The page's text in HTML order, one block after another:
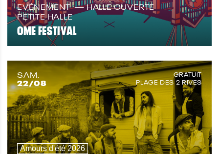
EVÉNEMENT
HALLE OUVERTE
PETITE HALLE
OME FESTIVAL
SAM.
22/08
GRATUIT
PLAGE DES 2 RIVES
Amours d'été 2026